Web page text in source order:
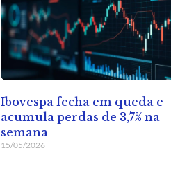
Ibovespa fecha em queda e
acumula perdas de 3,7% na
semana
15/05/2026